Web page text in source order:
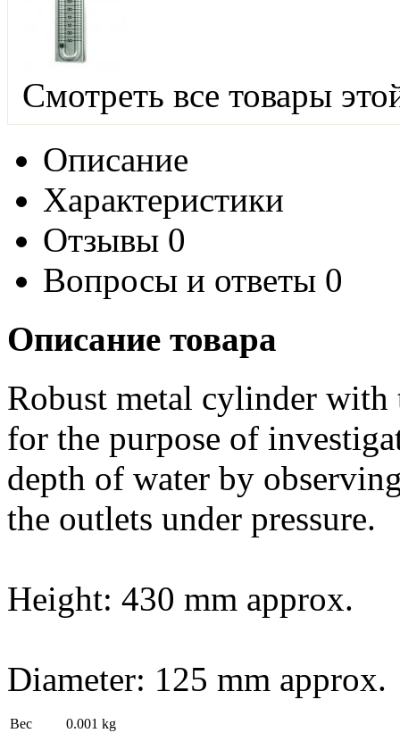
Смотреть все товары
Описание
Характеристики
Отзывы 0
Вопросы и ответы 0
Описание товара
Robust metal cylinder with
for the purpose of
depth of water by
the outlets under pressure.
Height: 430 mm approx.
Diameter: 125 mm approx.
Вес
0.001 kg